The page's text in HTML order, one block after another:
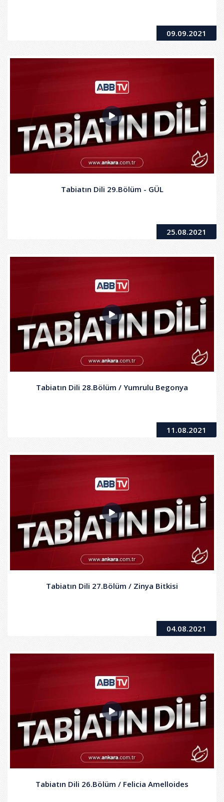
09.09.2021
Tabiatın Dili 29.Bölüm - GÜL
25.08.2021
Tabiatın Dili 28.Bölüm / Yumrulu Begonya
11.08.2021
Tabiatın Dili 27.Bölüm / Zinya Bitkisi
04.08.2021
Tabiatın Dili 26.Bölüm / Felicia Amelloides